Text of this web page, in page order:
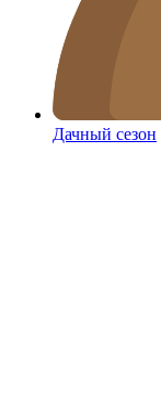
Дачный сезон